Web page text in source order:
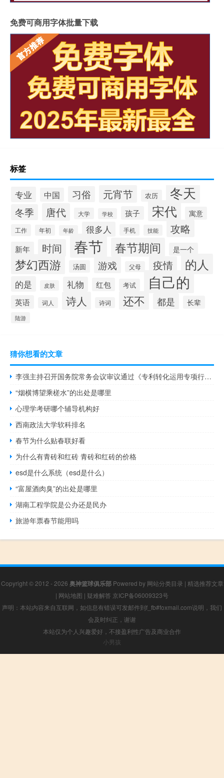
免费可商用字体批量下载
标签
专业 中国 习俗 元宵节 农历 冬天
冬季 唐代 大学 学校 孩子 宋代 寓意
工作 年初 年龄 很多人 手机 技能 攻略
新年 时间 春节 春节期间 是一个
梦幻西游 汤圆 游戏 父母 疫情 的人
的是 皮肤 礼物 红包 考试 自己的
英语 词人 诗人 诗词 还不 都是 长辈
陆游
猜你想看的文章
李强主持召开国务院常务会议审议通过《专利转化运用专项行动方案 (2023-2025年)》（央视）
“烟横博望乘槎水”的出处是哪里
心理学考研哪个辅导机构好
西南政法大学软科排名
春节为什么贴春联好看
为什么有青砖和红砖 青砖和红砖的价格
esd是什么系统（esd是什么）
“富屋酒肉臭”的出处是哪里
湖南工程学院是公办还是民办
旅游年票春节能用吗
Copyright © 2012 - 2026 奥神篮球俱乐部Powered by 网站分类目录 | 精选推荐文章
| 网站地图 | 疑难解答 京ICP备06009323号
声明：本站内容来自互联网，如信息有错误可发邮件到f_fb#foxmail.com说明，我们
会及时纠正，谢谢
本站仅为个人兴趣爱好，不接盈利性广告及商业合作
小男孩